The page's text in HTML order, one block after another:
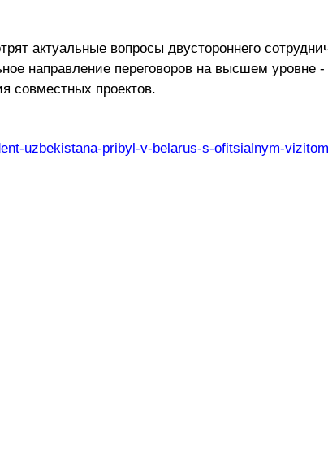
актуальные вопросы двустороннего
направление переговоров на высшем уровне -
совместных проектов.
uzbekistana-pribyl-v-belarus-s-ofitsialnym-